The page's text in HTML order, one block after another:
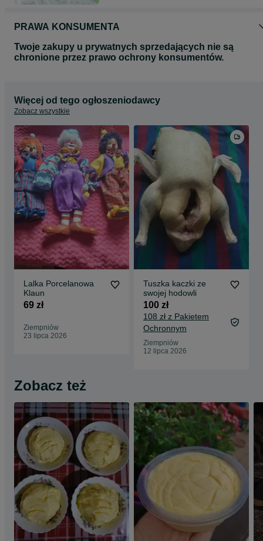
PRAWA KONSUMENTA
Twoje zakupy u prywatnych sprzedających nie są
chronione przez prawo ochrony konsumentów.
Więcej od tego ogłoszeniodawcy
Zobacz wszystkie
Lalka Porcelanowa
Klaun
69 zł
Ziempniów
23 lipca 2026
Tuszka kaczki ze
swojej hodowli
100 zł
108 zł z Pakietem
Ochronnym
Ziempniów
12 lipca 2026
Zobacz też